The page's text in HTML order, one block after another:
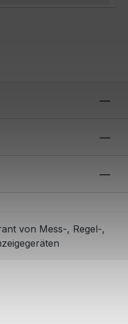
von Mess-, Regel-,